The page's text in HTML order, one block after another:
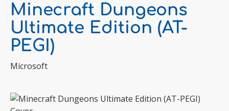
Minecraft Dungeons
Ultimate Edition (AT-
PEGI)
Microsoft
Bildergalerie überspringen